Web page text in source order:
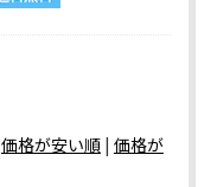
価格が安い順| 価格が